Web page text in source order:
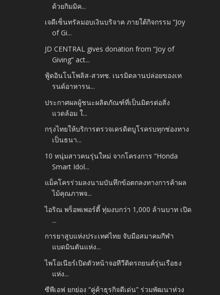
ด้วยกิมมิค...
เจดีเซ็นทรัลมอบเงินบริจาค ภายใต้กิจกรรม “Joy
of Gi...
JD CENTRAL gives donation from “Joy of
Giving” act...
ฟู้ดอินโนโพลิส-สวทช. เนรมิตลานปล่อยของเท
รนด์อาหารน...
ประกาศผลผู้ชนะผลิตภัณฑ์ที่เป็นมิตรต่อสิ่ง
แวดล้อม ใ...
กรุงไทยให้บริการตรวจเครดิตบูโรครบทุกช่องทาง
เป็นธนา...
10 หนุ่มสาวคนรุ่นใหม่ จากโครงการ “Honda
Smart Idol...
แม็คโครร่วมลงนามบันทึกข้อตกลงทางการค้าผล
ไม้คุณภาพจ...
ไอริณ พร็อพเพอร์ตี้ ทุ่มงบกว่า 1,000 ล้านบาท เปิด
...
การยาสูบแห่งประเทศไทย จับมือสมาคมกีฬา
แบดมินตันแห่ง...
ไพโอเนียร์เปิดตัวหน้าจอทีวีติดรถยนต์รุ่นเรือธง
แห่ง...
ซีพีเอฟ ยกย่อง “คู่ค้าธุรกิจดีเด่น” ร่วมพัฒนาห่วง